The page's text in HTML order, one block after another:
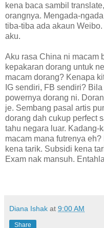
kena baca sambil
orangnya. Mengada-
tiba-tiba ada akaun
aku.
Aku rasa China ni macam
kepakaran dorang untuk
macam dorang? Kenapa
IG sendiri, FB sendiri?
powernya dorang ni.
je. Sembang pasal artis
dorang dah cukup perfect
tahu negara luar. Kadang-
macam mana futrenya
kena tarik. Subsidi kena
Exam nak mansuh.
Diana Ishak at 9:00 AM
Share